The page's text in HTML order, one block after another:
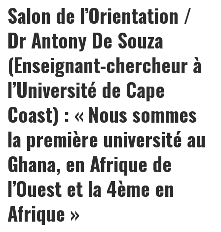
Salon de l’Orientation /
Dr Antony De Souza
(Enseignant-chercheur à
l’Université de Cape
Coast) : « Nous sommes
la première université au
Ghana, en Afrique de
l’Ouest et la 4ème en
Afrique »